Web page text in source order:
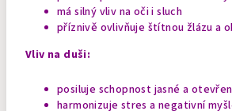
má silný vliv na oči i sluch
příznivě ovlivňuje štítnou žlázu a
Vliv na duši:
posiluje schopnost jasné a
harmonizuje stres a negativní